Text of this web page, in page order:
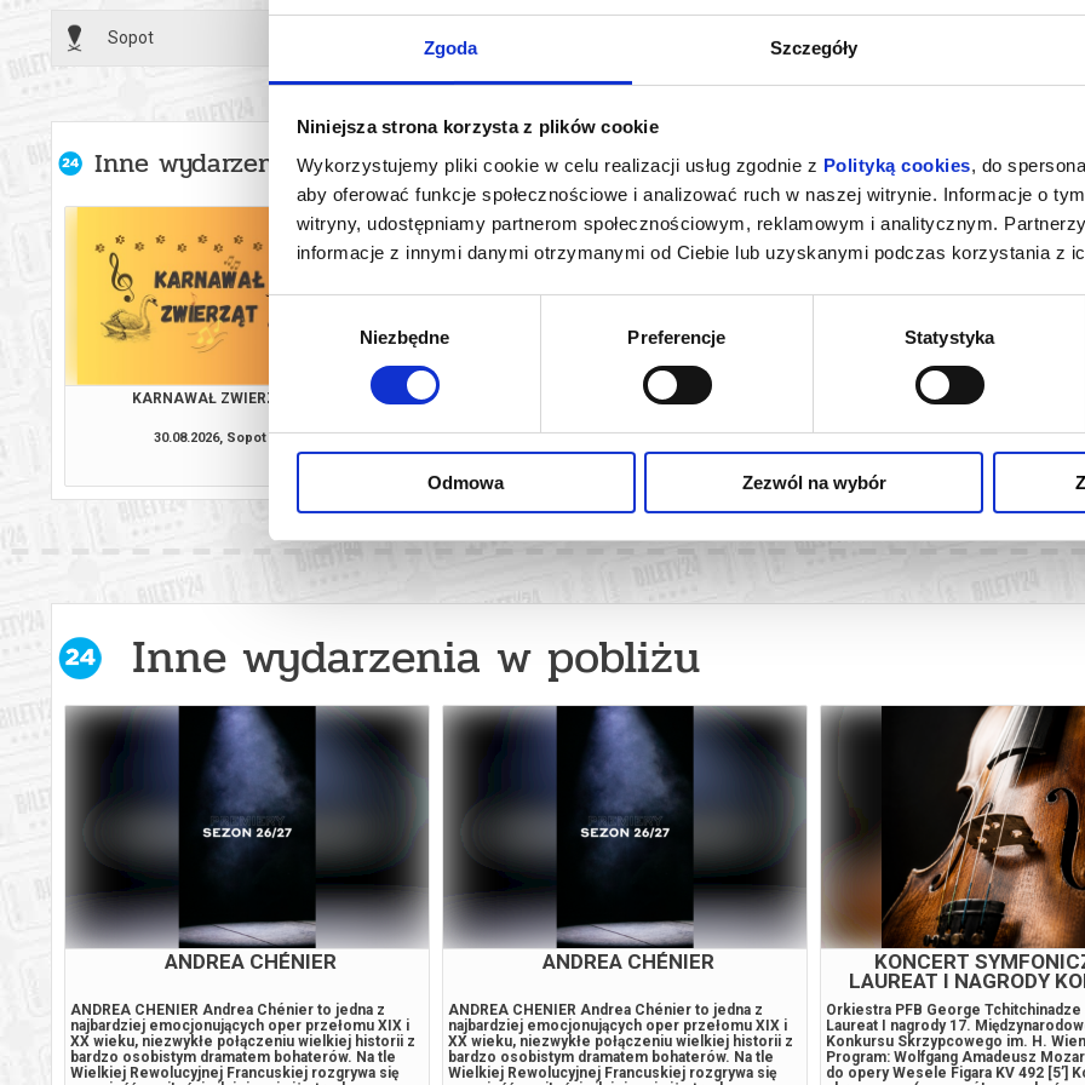
Zgoda Szczegóły
Niniejsza strona korzysta z plików cookie
Wykorzystujemy pliki cookie w celu realizacji usług zgodnie z Polityką cookies, do
aby oferować funkcje społecznościowe i analizować ruch w naszej witrynie. Informacje o
witryny, udostępniamy partnerom społecznościowym, reklamowym i analitycznym.
informacje z innymi danymi otrzymanymi od Ciebie lub uzyskanymi podczas korzystania z
Niezbędne Preferencje Statystyka
Odmowa Zezwól na wybór
Najważniejszym punktem wieczoru będzie wykonanie czterech finałowych
muzycznym, nowatorskim podejściem do formy i brzmienia oraz wyrazistą wizją
eksplorującą nowe idee i emocje.
Finał Konkursu Kompozytorskiego to święto muzyki współczesnej i wyjątkowa
*******
Bezpieczne zakupy w Bilety24. W przypadku odwołania wydarzenia,
wysyłanym na adres e-mail, podany podczas zakupu.
Sopot
Inne wydarzenia organizatora
KARNAWAŁ ZWIERZĄT
30.08.2026, Sopot
KONCERT DLA MIESZKAŃCÓW I
ROKU WEDŁUG OSIECKIEJ Z MUZYKĄ
ANTONIO VIVALDIEGO"
06.09.2026, Sopot
MOJE SERCE TO JEST MUZYK
03.10.2026, Sopot
Inne wydarzenia w pobliżu
METROPOLIS. REFLEKSJE Z
spektakl taneczny Mileny Crameri Metropolis.
Refleksje z naszych czasów to spektakl taneczny,
który powstaje z inspiracji powieścią Thei von
Harbou Metropolis, na podstawie której powstał
też, w 1927 roku, słynny film Fritza Langa, będący
METROPOLIS. REFLEKSJE Z
spektakl taneczny Mileny Crameri Metropolis.
Refleksje z naszych czasów to spektakl taneczny,
który powstaje z inspiracji powieścią Thei von
Harbou Metropolis, na podstawie której powstał
też, w 1927 roku, słynny film Fritza Langa, będący
I BAL GDAŃSKI -
FRANK SINATRA
******* Bezpieczne zakupy w Bilety24.
odwołania wydarzenia, gwarantujemy
zwrot środków potwierdzony
wysyłanym na adres e-mail, podany
zakupu.